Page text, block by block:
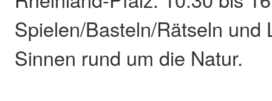
Spielen/Basteln/Rätseln und
Sinnen rund um die Natur.